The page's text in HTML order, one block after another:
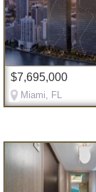
$7,695,000
Miami, FL